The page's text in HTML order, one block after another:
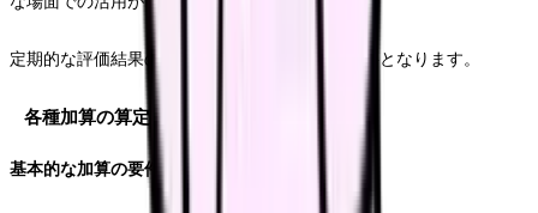
定期的な評価結果の分析と、改善策の検討も必要となります。
各種加算の算定要件
基本的な加算の要件